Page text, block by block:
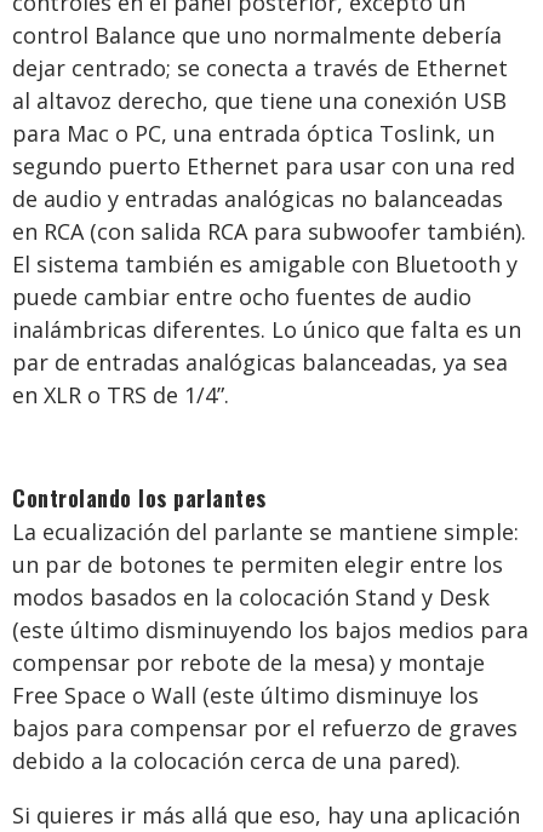
control Balance que uno normalmente debería
dejar centrado; se conecta a través de Ethernet
al altavoz derecho, que tiene una conexión USB
para Mac o PC, una entrada óptica Toslink, un
segundo puerto Ethernet para usar con una red
de audio y entradas analógicas no balanceadas
en RCA (con salida RCA para subwoofer también).
El sistema también es amigable con Bluetooth y
puede cambiar entre ocho fuentes de audio
inalámbricas diferentes. Lo único que falta es un
par de entradas analógicas balanceadas, ya sea
en XLR o TRS de 1/4”.
Controlando los parlantes
La ecualización del parlante se mantiene simple:
un par de botones te permiten elegir entre los
modos basados en la colocación Stand y Desk
(este último disminuyendo los bajos medios para
compensar por rebote de la mesa) y montaje
Free Space o Wall (este último disminuye los
bajos para compensar por el refuerzo de graves
debido a la colocación cerca de una pared).
Si quieres ir más allá que eso, hay una aplicación